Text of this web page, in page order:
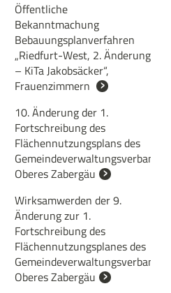
Öffentliche
Bekanntmachung
Bebauungsplanverfahren
„Riedfurt-West, 2. Änderung
– KiTa Jakobsäcker“,
Frauenzimmern
10. Änderung der 1.
Fortschreibung des
Flächennutzungsplans des
Gemeindeverwaltungsverbands
Oberes Zabergäu
Wirksamwerden der 9.
Änderung zur 1.
Fortschreibung des
Flächennutzungsplanes des
Gemeindeverwaltungsverbandes
Oberes Zabergäu